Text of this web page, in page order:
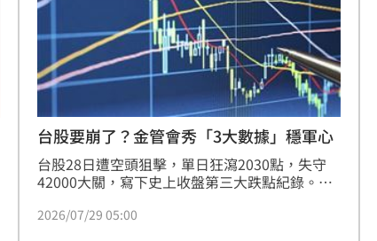
狀況進行評估，若有必要，將召開委員會決議是
否進場，以維護台股金融市場穩定與投資人信
心。
台股要崩了？金管會秀「3大數據」穩軍心
台股28日遭空頭狙擊，單日狂瀉2030點，失守
42000大關，寫下史上收盤第三大跌點紀錄。面
本面強韌，上半年營收達30.49兆元、年增
2026/07/29 05:00